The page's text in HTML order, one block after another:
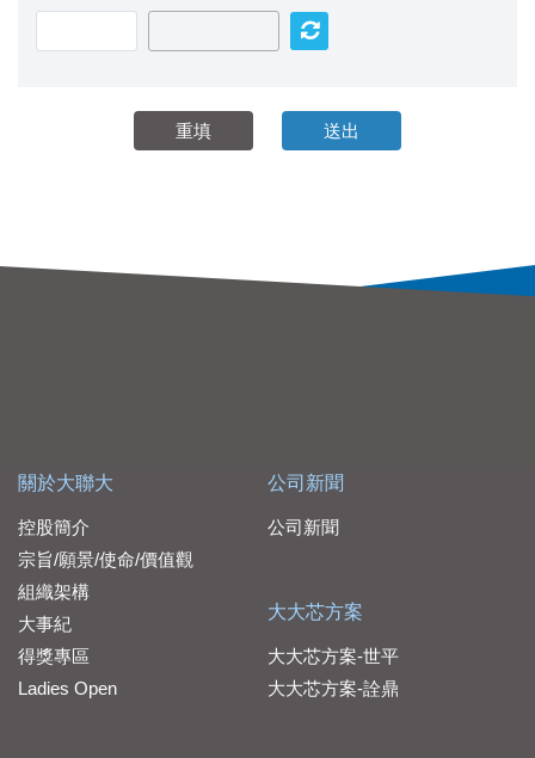
關於大聯大
控股簡介
宗旨/願景/使命/價值觀
組織架構
大事紀
得獎專區
Ladies Open
公司新聞
公司新聞
大大芯方案
大大芯方案-世平
大大芯方案-詮鼎